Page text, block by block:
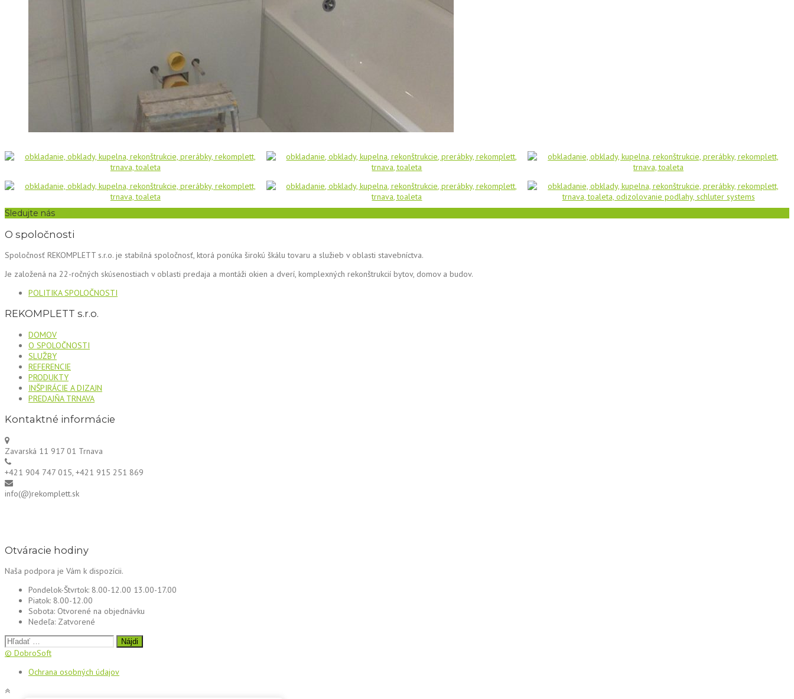
Sledujte nás
O spoločnosti
Spoločnosť REKOMPLETT s.r.o. je stabilná spoločnosť, ktorá ponúka širokú škálu tovaru a služieb v oblasti stavebníctva.
Je založená na 22-ročných skúsenostiach v oblasti predaja a montáži okien a dverí, komplexných rekonštrukcií bytov, domov a budov.
POLITIKA SPOLOČNOSTI
REKOMPLETT s.r.o.
DOMOV
O SPOLOČNOSTI
SLUŽBY
REFERENCIE
PRODUKTY
INŠPIRÁCIE A DIZAJN
PREDAJŇA TRNAVA
Kontaktné informácie
Zavarská 11 917 01 Trnava
+421 904 747 015, +421 915 251 869
info(@)rekomplett.sk
Otváracie hodiny
Naša podpora je Vám k dispozícii.
Pondelok-Štvrtok: 8.00-12.00 13.00-17.00
Piatok: 8.00-12.00
Sobota: Otvorené na objednávku
Nedeľa: Zatvorené
Hľadať:
© DobroSoft
Ochrana osobných údajov